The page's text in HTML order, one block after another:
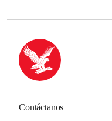
Contáctanos